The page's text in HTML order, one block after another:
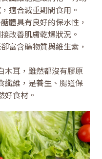
適合減重期間食用。
體具有良好的保水性，
改善肌膚乾燥狀況。
富含礦物質與維生素，
木耳，雖然都沒有膠原
纖維，是養生、腸道保
好食材。